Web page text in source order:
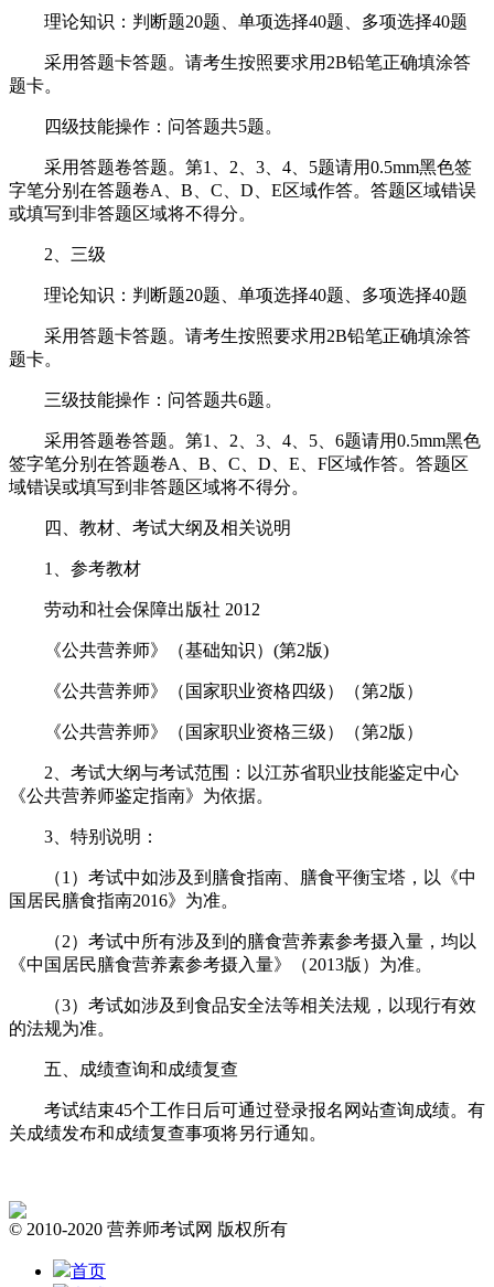
理论知识：判断题20题、单项选择40题、多项选择40题
采用答题卡答题。请考生按照要求用2B铅笔正确填涂答
题卡。
四级技能操作：问答题共5题。
采用答题卷答题。第1、2、3、4、5题请用0.5mm黑色签
字笔分别在答题卷A、B、C、D、E区域作答。答题区域错误
或填写到非答题区域将不得分。
2、三级
理论知识：判断题20题、单项选择40题、多项选择40题
采用答题卡答题。请考生按照要求用2B铅笔正确填涂答
题卡。
三级技能操作：问答题共6题。
采用答题卷答题。第1、2、3、4、5、6题请用0.5mm黑色
签字笔分别在答题卷A、B、C、D、E、F区域作答。答题区
域错误或填写到非答题区域将不得分。
四、教材、考试大纲及相关说明
1、参考教材
劳动和社会保障出版社 2012
《公共营养师》（基础知识）(第2版)
《公共营养师》（国家职业资格四级）（第2版）
《公共营养师》（国家职业资格三级）（第2版）
2、考试大纲与考试范围：以江苏省职业技能鉴定中心
《公共营养师鉴定指南》为依据。
3、特别说明：
（1）考试中如涉及到膳食指南、膳食平衡宝塔，以《中
国居民膳食指南2016》为准。
（2）考试中所有涉及到的膳食营养素参考摄入量，均以
《中国居民膳食营养素参考摄入量》（2013版）为准。
（3）考试如涉及到食品安全法等相关法规，以现行有效
的法规为准。
五、成绩查询和成绩复查
考试结束45个工作日后可通过登录报名网站查询成绩。有
关成绩发布和成绩复查事项将另行通知。
© 2010-2020 营养师考试网 版权所有
首页